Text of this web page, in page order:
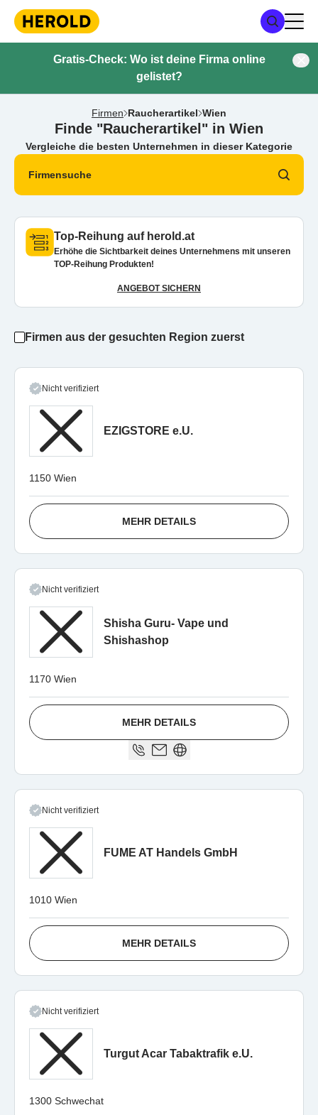
Gratis-Check: Wo ist deine Firma online
gelistet?
Firmen Raucherartikel Wien
Finde "Raucherartikel" in Wien
Vergleiche die besten Unternehmen in dieser Kategorie
Firmensuche
Top-Reihung auf herold.at
Erhöhe die Sichtbarkeit deines Unternehmens mit unseren
TOP-Reihung Produkten!
ANGEBOT SICHERN
Firmen aus der gesuchten Region zuerst
Nicht verifiziert
EZIGSTORE e.U.
1150 Wien
MEHR DETAILS
Nicht verifiziert
Shisha Guru- Vape und
Shishashop
1170 Wien
MEHR DETAILS
Nicht verifiziert
FUME AT Handels GmbH
1010 Wien
MEHR DETAILS
Nicht verifiziert
Turgut Acar Tabaktrafik e.U.
1300 Schwechat